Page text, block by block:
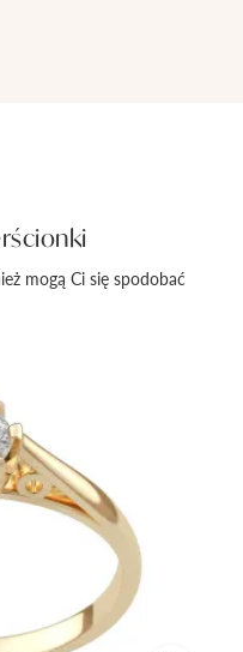
mogą Ci się spodobać